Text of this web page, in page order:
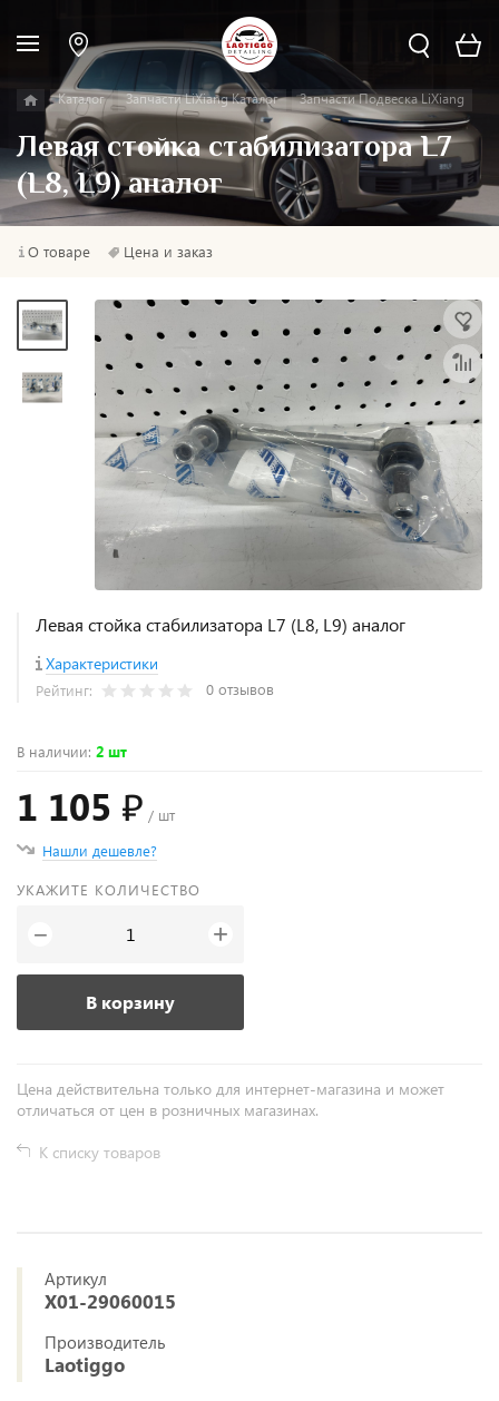
Каталог Запчасти LiXiang Каталог Запчасти Подвеска LiXiang
Левая стойка стабилизатора L7
(L8, L9) аналог
О товаре Цена и заказ
Левая стойка стабилизатора L7 (L8, L9) аналог
Характеристики
Рейтинг: 0 отзывов
В наличии: 2 шт
1 105 ₽ / шт
Нашли дешевле?
УКАЖИТЕ КОЛИЧЕСТВО
− +
В корзину
Цена действительна только для интернет-магазина и может
отличаться от цен в розничных магазинах.
К списку товаров
Артикул
X01-29060015
Производитель
Laotiggo